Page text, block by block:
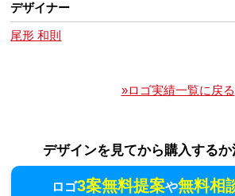
デザイナー
尾形 和則
»ロゴ実績一覧に戻る
デザインを見てから購入するか
ロゴ3案無料提案や無料相